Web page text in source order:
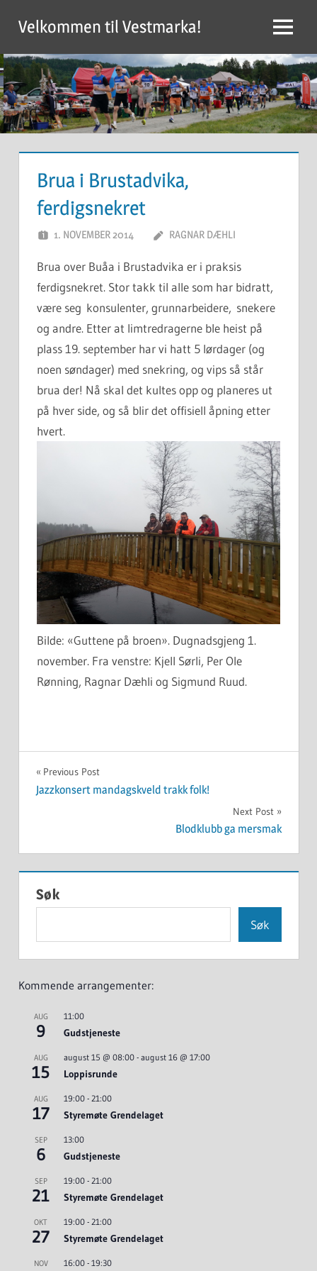
content
Velkommen til Vestmarka! Menu
Brua i Brustadvika,
ferdigsnekret
1. NOVEMBER 2014 RAGNAR DÆHLI
Brua over Buåa i Brustadvika er i praksis
ferdigsnekret. Stor takk til alle som har bidratt,
være seg konsulenter, grunnarbeidere, snekere
og andre. Etter at limtredragerne ble heist på
plass 19. september har vi hatt 5 lørdager (og
noen søndager) med snekring, og vips så står
brua der! Nå skal det kultes opp og planeres ut
på hver side, og så blir det offisiell åpning etter
hvert.
Bilde: «Guttene på broen». Dugnadsgjeng 1.
november. Fra venstre: Kjell Sørli, Per Ole
Rønning, Ragnar Dæhli og Sigmund Ruud.
NYHET
Innleggsnavigasjon
Previous Post
Jazzkonsert mandagskveld trakk folk!
Next Post
Blodklubb ga mersmak
Søk
Søk
Kommende arrangementer:
AUG
9
11:00
Gudstjeneste
AUG
15
august 15 @ 08:00- august 16 @ 17:00
Loppisrunde
AUG
17
19:00- 21:00
Styremøte Grendelaget
SEP
6
13:00
Gudstjeneste
SEP
21
19:00- 21:00
Styremøte Grendelaget
OKT
27
19:00- 21:00
Styremøte Grendelaget
NOV 16:00- 19:30